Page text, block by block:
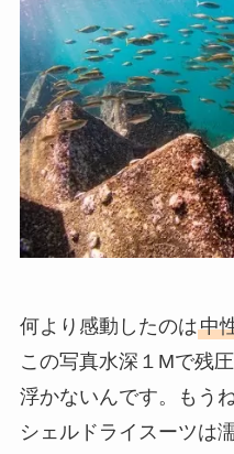
何より感動したのは中
この写真水深１Mで残
浮かないんです。もう
シェルドライスーツは